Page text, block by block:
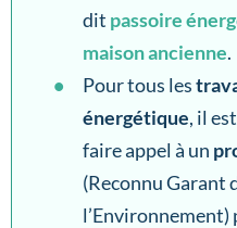
dit passoire
maison ancienne.
Pour tous les
énergétique, il
faire appel à un
(Reconnu Garant
l’Environnement)